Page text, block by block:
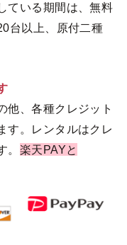
ている期間は、無料
台以上、原付二種
他、各種クレジット
す。レンタルはクレ
。 楽天PAYと